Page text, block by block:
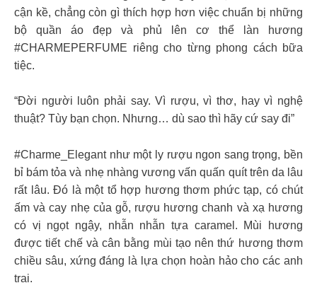
cận kề, chẳng còn gì thích hợp hơn việc chuẩn bị những
bộ quần áo đẹp và phủ lên cơ thể làn hương
#CHARMEPERFUME riêng cho từng phong cách bữa
tiệc.
“Đời người luôn phải say. Vì rượu, vì thơ, hay vì nghệ
thuật? Tùy bạn chọn. Nhưng… dù sao thì hãy cứ say đi”
#Charme_Elegant như một ly rượu ngon sang trọng, bền
bỉ bám tỏa và nhẹ nhàng vương vấn quấn quít trên da lâu
rất lâu. Đó là một tổ hợp hương thơm phức tạp, có chút
ấm và cay nhẹ của gỗ, rượu hương chanh và xạ hương
có vị ngọt ngậy, nhẫn nhẫn tựa caramel. Mùi hương
được tiết chế và cân bằng mùi tạo nên thứ hương thơm
chiều sâu, xứng đáng là lựa chọn hoàn hảo cho các anh
trai.